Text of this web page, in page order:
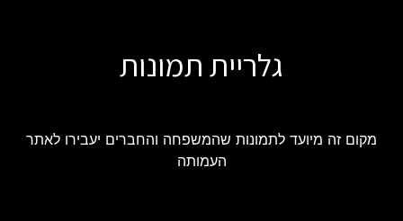
גלריית תמונות
מקום זה מיועד לתמונות שהמשפחה והחברים יעבירו לאתר
העמותה